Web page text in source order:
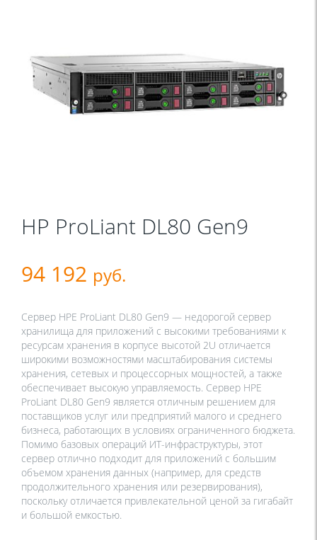
HP ProLiant DL80 Gen9
94 192 руб.
Сервер HPE ProLiant DL80 Gen9 — недорогой сервер
хранилища для приложений с высокими требованиями к
ресурсам хранения в корпусе высотой 2U отличается
широкими возможностями масштабирования системы
хранения, сетевых и процессорных мощностей, а также
обеспечивает высокую управляемость. Сервер HPE
ProLiant DL80 Gen9 является отличным решением для
поставщиков услуг или предприятий малого и среднего
бизнеса, работающих в условиях ограниченного бюджета.
Помимо базовых операций ИТ-инфраструктуры, этот
сервер отлично подходит для приложений с большим
объемом хранения данных (например, для средств
продолжительного хранения или резервирования),
поскольку отличается привлекательной ценой за гигабайт
и большой емкостью.